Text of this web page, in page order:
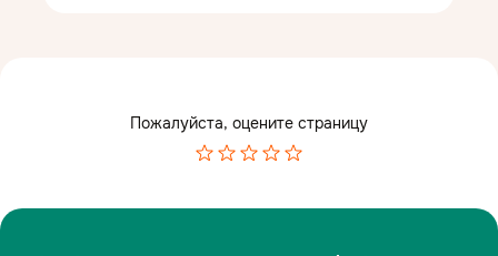
Пожалуйста, оцените страницу